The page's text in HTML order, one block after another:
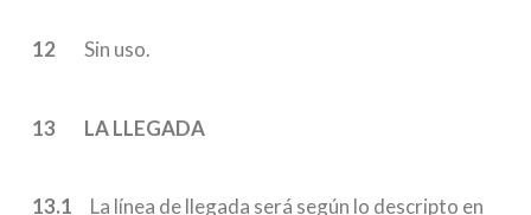
12 Sin uso.
13 LA LLEGADA
13.1 La línea de llegada será según lo descripto en